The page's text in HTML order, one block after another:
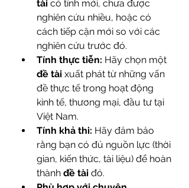
tài có tính mới, chưa được
nghiên cứu nhiều, hoặc có
cách tiếp cận mới so với các
nghiên cứu trước đó.
Tính thực tiễn:
đề tài xuất phát từ những vấn
đề thực tế trong hoạt động
kinh tế, thương mại, đầu tư tại
Việt Nam.
Tính khả thi: Hãy đảm bảo
rằng bạn có đủ nguồn lực (thời
gian, kiến thức, tài liệu) để hoàn
thành đề tài đó.